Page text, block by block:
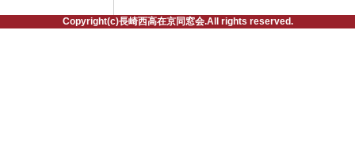
Copyright(c)長崎西高在京同窓会.All rights reserved.